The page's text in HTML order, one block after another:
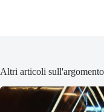
Altri articoli